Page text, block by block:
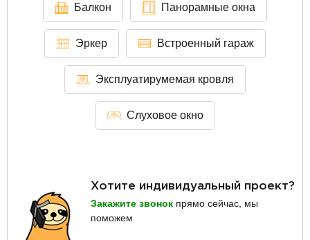
Балкон Панорамные окна
Эркер Встроенный гараж
Эксплуатирумемая кровля
Слуховое окно
Хотите индивидуальный проект?
Закажите звонок прямо сейчас, мы
поможем